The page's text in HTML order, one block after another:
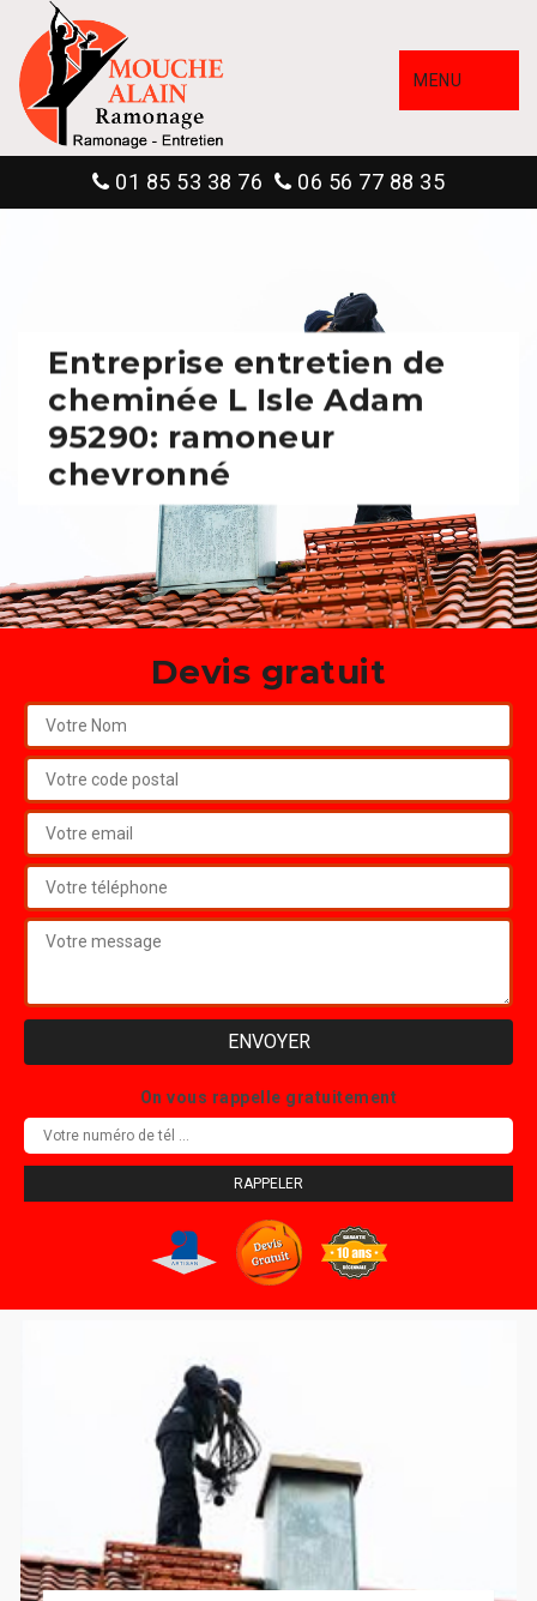
MENU
01 85 53 38 76 06 56 77 88 35
Entreprise entretien de
cheminée L Isle Adam
95290: ramoneur
chevronné
Devis gratuit
On vous rappelle gratuitement